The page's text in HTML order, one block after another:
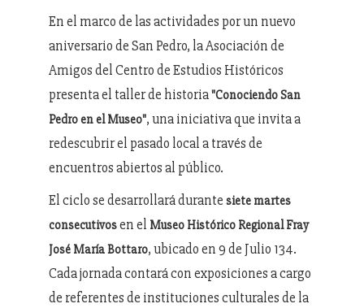
En el marco de las actividades por un nuevo
aniversario de San Pedro, la Asociación de
Amigos del Centro de Estudios Históricos
presenta el taller de historia"Conociendo San
Pedro en el Museo", una iniciativa que invita a
redescubrir el pasado local a través de
encuentros abiertos al público.
El ciclo se desarrollará durante siete martes
consecutivosen el Museo Histórico Regional Fray
José María Bottaro, ubicado en 9 de Julio 134.
Cada jornada contará con exposiciones a cargo
de referentes de instituciones culturales de la